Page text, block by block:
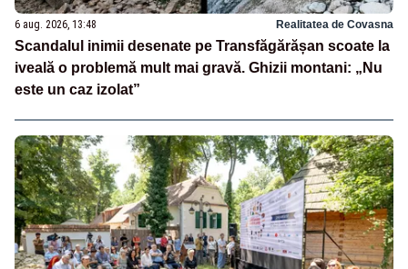
6 aug. 2026, 13:48 Realitatea de Covasna
Scandalul inimii desenate pe Transfăgărășan scoate la
iveală o problemă mult mai gravă. Ghizii montani: „Nu
este un caz izolat”